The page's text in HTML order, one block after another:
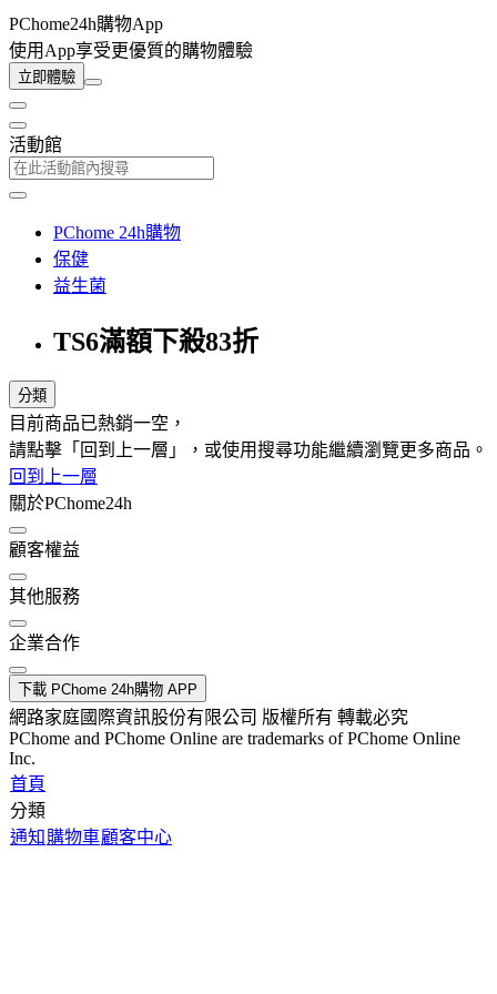
PChome24h購物App
使用App享受更優質的購物體驗
立即體驗
活動館
PChome 24h購物
保健
益生菌
TS6滿額下殺83折
分類
目前商品已熱銷一空，
請點擊「回到上一層」，或使用搜尋功能繼續瀏覽更多商品。
回到上一層
關於PChome24h
顧客權益
其他服務
企業合作
下載 PChome 24h購物 APP
網路家庭國際資訊股份有限公司 版權所有 轉載必究
PChome and PChome Online are trademarks of PChome Online
Inc.
首頁
分類
通知 購物車顧客中心